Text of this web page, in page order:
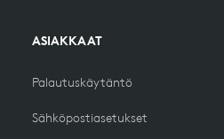
ASIAKKAAT
Palautuskäytäntö
Sähköpostiasetukset